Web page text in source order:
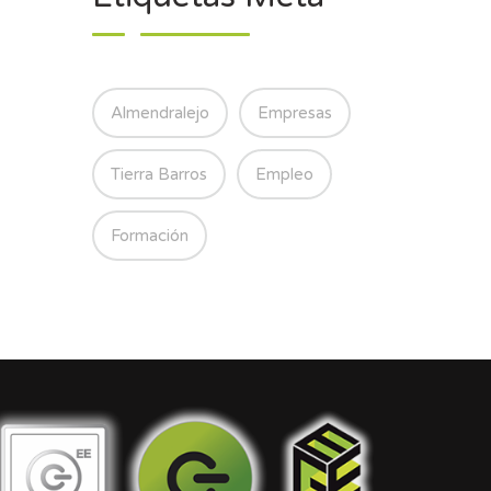
Almendralejo Empresas
Tierra Barros Empleo
Formación